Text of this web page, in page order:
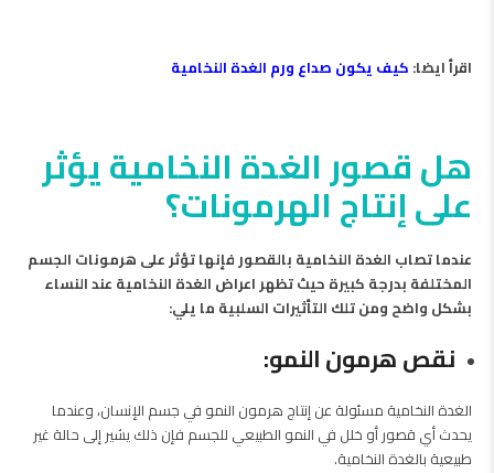
اقرأ ايضا: كيف يكون صداع ورم الغدة النخامية
هل قصور الغدة النخامية يؤثر
على إنتاج الهرمونات؟
عندما تصاب الغدة النخامية بالقصور فإنها تؤثر على هرمونات الجسم
المختلفة بدرجة كبيرة حيث تظهر اعراض الغدة النخامية عند النساء
بشكل واضح ومن تلك التأثيرات السلبية ما يلي:
نقص هرمون النمو:
الغدة النخامية مسئولة عن إنتاج هرمون النمو في جسم الإنسان، وعندما
يحدث أي قصور أو خلل في النمو الطبيعي للجسم فإن ذلك يشير إلى حالة غير
طبيعية بالغدة النخامية.